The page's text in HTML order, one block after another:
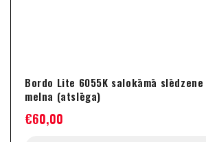
Bordo Lite 6055K salokāmā slēdzene
melna (atslēga)
€60,00